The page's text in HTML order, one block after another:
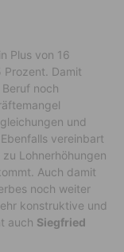
Plus von 16
Prozent. Damit
noch
und
vereinbart
Lohnerhöhungen
Auch damit
noch weiter
konstruktive und
auch Siegfried